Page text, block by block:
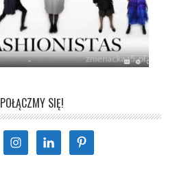
POŁĄCZMY SIĘ!